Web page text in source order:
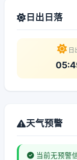
日出日落
日
天气预警
当前无预警